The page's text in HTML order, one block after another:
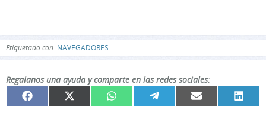
Etiquetado con: NAVEGADORES
Regalanos una ayuda y comparte en las redes sociales:
Compartir
en
Facebook Compartir
en
X
(Twitter)
Compartir
en
WhatsApp Compartir
en
Compartir
en
Email
en